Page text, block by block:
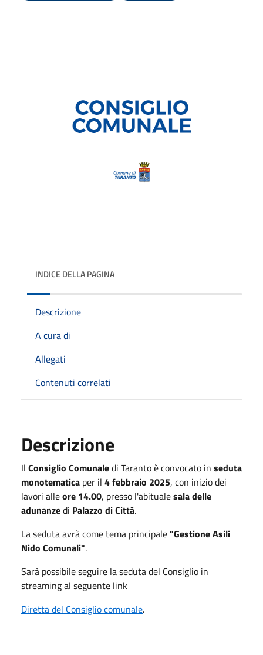
INDICE DELLA PAGINA
Descrizione
A cura di
Allegati
Contenuti correlati
Descrizione
Il Consiglio Comunaledi Taranto è convocato in seduta
monotematica per il 4 febbraio 2025, con inizio dei
lavori alleore 14.00, presso l'abitualesala delle
adunanzedi Palazzo di Città.
La seduta avrà come tema principale"Gestione Asili
Nido Comunali".
Sarà possibile seguire la seduta del Consiglio in
streaming al seguente link
Diretta del Consiglio comunale.